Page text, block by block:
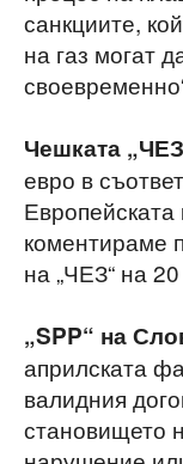
санкциите,
на газ могат
Чешката
евро в
коментираме
на „ЧЕЗ“ на
„SPP“ на
априлската
валидния
становището